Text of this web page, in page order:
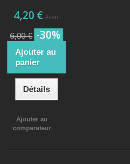
4,20 € Avant
6,00 € -30%
Ajouter au
panier
Détails
Ajouter au
comparateur